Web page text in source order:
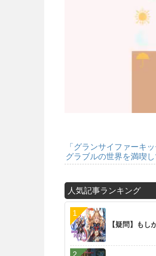
「グランサイファーキ
グラブルの世界を満喫
人気記事ランキング
【疑問】も